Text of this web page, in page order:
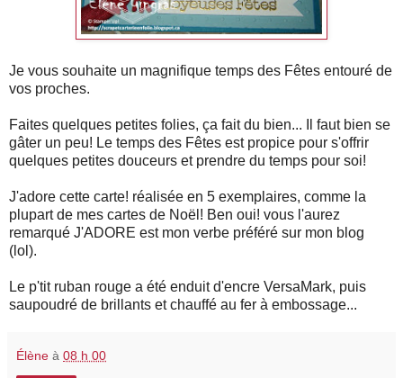
Je vous souhaite un magnifique temps des Fêtes entouré de
vos proches.
Faites quelques petites folies, ça fait du bien... Il faut bien se
gâter un peu! Le temps des Fêtes est propice pour s'offrir
quelques petites douceurs et prendre du temps pour soi!
J'adore cette carte! réalisée en 5 exemplaires, comme la
plupart de mes cartes de Noël! Ben oui! vous l'aurez
remarqué J'ADORE est mon verbe préféré sur mon blog
(lol).
Le p'tit ruban rouge a été enduit d'encre VersaMark, puis
saupoudré de brillants et chauffé au fer à embossage...
Élène à 08 h 00